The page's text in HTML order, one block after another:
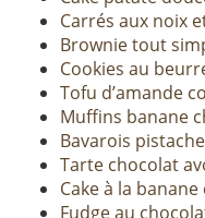
Carrés aux noix
Brownie tout
Cookies au
Tofu d’amande
Muffins banane
Bavarois
Tarte chocolat
Cake à la
Fudge au